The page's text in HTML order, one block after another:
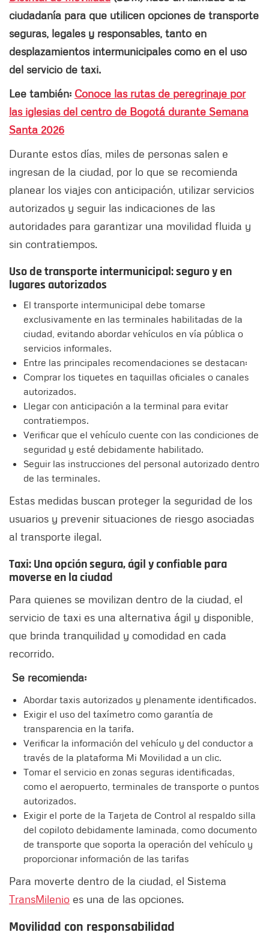
ciudadanía para que utilicen opciones de transporte
seguras, legales y responsables, tanto en
desplazamientos intermunicipales como en el uso
del servicio de taxi.
Lee también: Conoce las rutas de peregrinaje por
las iglesias del centro de Bogotá durante Semana
Santa 2026
Durante estos días, miles de personas salen e
ingresan de la ciudad, por lo que se recomienda
planear los viajes con anticipación, utilizar servicios
autorizados y seguir las indicaciones de las
autoridades para garantizar una movilidad fluida y
sin contratiempos.
Uso de transporte intermunicipal: seguro y en
lugares autorizados
El transporte intermunicipal debe tomarse
exclusivamente en las terminales habilitadas de la
ciudad, evitando abordar vehículos en vía pública o
servicios informales.
Entre las principales recomendaciones se destacan:
Comprar los tiquetes en taquillas oficiales o canales
autorizados.
Llegar con anticipación a la terminal para evitar
contratiempos.
Verificar que el vehículo cuente con las condiciones de
seguridad y esté debidamente habilitado.
Seguir las instrucciones del personal autorizado dentro
de las terminales.
Estas medidas buscan proteger la seguridad de los
usuarios y prevenir situaciones de riesgo asociadas
al transporte ilegal.
Taxi: Una opción segura, ágil y confiable para
moverse en la ciudad
Para quienes se movilizan dentro de la ciudad, el
servicio de taxi es una alternativa ágil y disponible,
que brinda tranquilidad y comodidad en cada
recorrido.
Se recomienda:
Abordar taxis autorizados y plenamente identificados.
Exigir el uso del taxímetro como garantía de
transparencia en la tarifa.
Verificar la información del vehículo y del conductor a
través de la plataforma Mi Movilidad a un clic.
Tomar el servicio en zonas seguras identificadas,
como el aeropuerto, terminales de transporte o puntos
autorizados.
Exigir el porte de la Tarjeta de Control al respaldo silla
del copiloto debidamente laminada, como documento
de transporte que soporta la operación del vehículo y
proporcionar información de las tarifas
Para moverte dentro de la ciudad, el Sistema
TransMilenio es una de las opciones.
Movilidad con responsabilidad